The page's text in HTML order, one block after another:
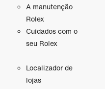
A manutenção
Rolex
Cuidados com o
seu Rolex
Localizador de
lojas